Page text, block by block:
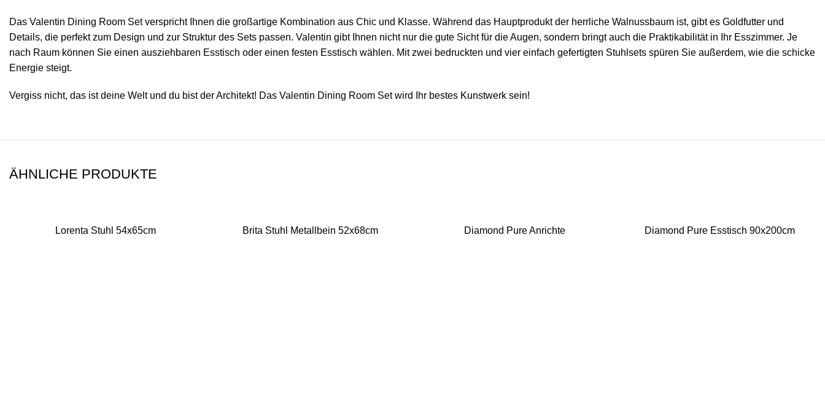
Das Valentin Dining Room Set verspricht Ihnen die großartige Kombination aus Chic und Klasse. Während das Hauptprodukt der herrliche Walnussbaum ist, gibt es Goldfutter und
Details, die perfekt zum Design und zur Struktur des Sets passen. Valentin gibt Ihnen nicht nur die gute Sicht für die Augen, sondern bringt auch die Praktikabilität in Ihr Esszimmer. Je
nach Raum können Sie einen ausziehbaren Esstisch oder einen festen Esstisch wählen. Mit zwei bedruckten und vier einfach gefertigten Stuhlsets spüren Sie außerdem, wie die schicke
Energie steigt.
Vergiss nicht, das ist deine Welt und du bist der Architekt! Das Valentin Dining Room Set wird Ihr bestes Kunstwerk sein!
ÄHNLICHE PRODUKTE
Lorenta Stuhl 54x65cm Brita Stuhl Metallbein 52x68cm Diamond Pure Anrichte Diamond Pure Esstisch 90x200cm